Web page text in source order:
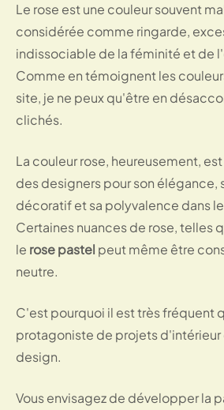
Le rose est une couleur souvent
considérée comme ringarde,
indissociable de la féminité et de
Comme en témoignent les
site, je ne peux qu'être en
clichés.
La couleur rose, heureusement,
des designers pour son élégance,
décoratif et sa polyvalence dans
Certaines nuances de rose, telles
le rose pastel peut même être
neutre.
C'est pourquoi il est très fréquent
protagoniste de projets
design.
Vous envisagez de développer la